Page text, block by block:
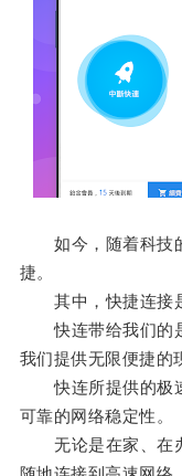
如今，随着科技的
捷。
其中，快捷连接是
快连带给我们的是
我们提供无限便捷的
快连所提供的极速
可靠的网络稳定性。
无论是在家、在办